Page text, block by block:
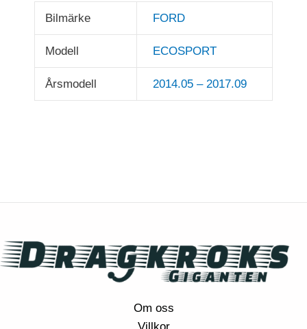
Bilmärke FORD
Modell ECOSPORT
Årsmodell 2014.05 – 2017.09
Om oss